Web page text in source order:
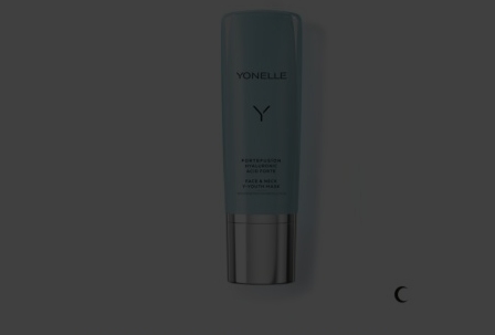
podstawie